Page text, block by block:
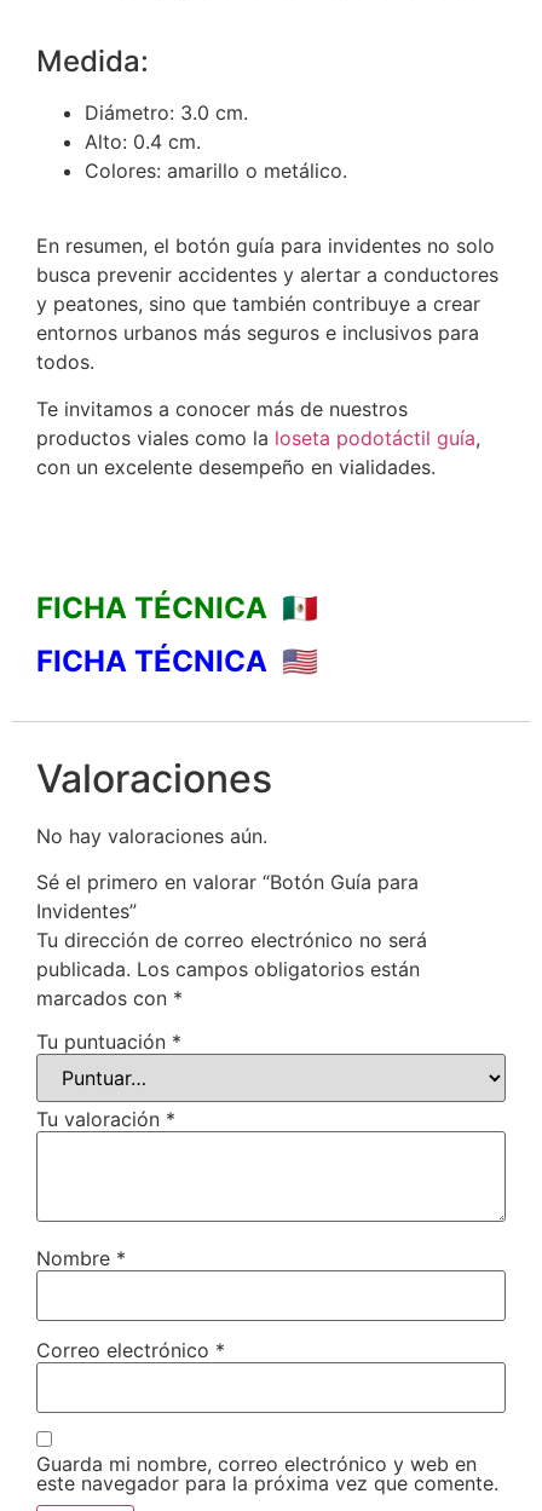
Medida:
Diámetro: 3.0 cm.
Alto: 0.4 cm.
Colores: amarillo o metálico.
En resumen, el botón guía para invidentes no solo
busca prevenir accidentes y alertar a conductores
y peatones, sino que también contribuye a crear
entornos urbanos más seguros e inclusivos para
todos.
Te invitamos a conocer más de nuestros
productos viales como la loseta podotáctil guía,
con un excelente desempeño en vialidades.
FICHA TÉCNICA 🇲🇽
FICHA TÉCNICA 🇺🇸
Valoraciones
No hay valoraciones aún.
Sé el primero en valorar “Botón Guía para
Invidentes”
Tu dirección de correo electrónico no será
publicada. Los campos obligatorios están
marcados con *
Tu puntuación *
Tu valoración *
Nombre *
Correo electrónico *
Guarda mi nombre, correo electrónico y web en
este navegador para la próxima vez que comente.